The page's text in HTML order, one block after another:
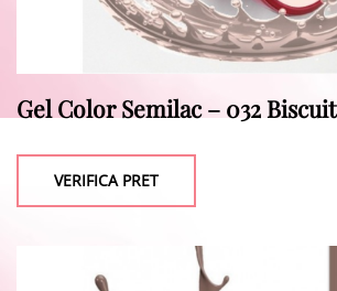
Gel Color Semilac – 032 Biscuit
VERIFICA PRET